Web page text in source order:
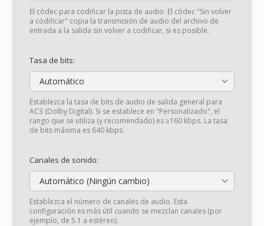
El códec para codificar la pista de audio. El códec "Sin volver
a codificar" copia la transmisión de audio del archivo de
entrada a la salida sin volver a codificar, si es posible.
Tasa de bits:
Automático
Establezca la tasa de bits de audio de salida general para
AC3 (Dolby Digital). Si se establece en "Personalizado", el
rango que se utiliza (y recomendado) es ≥160 kbps. La tasa
de bits máxima es 640 kbps.
Canales de sonido:
Automático (Ningún cambio)
Establezca el número de canales de audio. Esta
configuración es más útil cuando se mezclan canales (por
ejemplo, de 5.1 a estéreo).